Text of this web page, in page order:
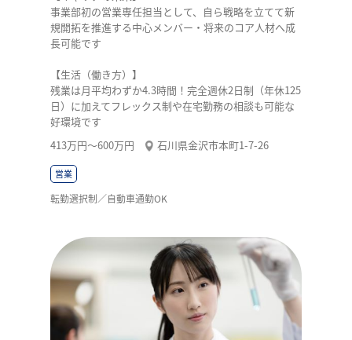
事業部初の営業専任担当として、自ら戦略を立てて新
規開拓を推進する中心メンバー・将来のコア人材へ成
長可能です
【生活（働き方）】
残業は月平均わずか4.3時間！完全週休2日制（年休125
日）に加えてフレックス制や在宅勤務の相談も可能な
好環境です
413万円〜600万円
石川県金沢市本町1-7-26
営業
転勤選択制／自動車通勤OK